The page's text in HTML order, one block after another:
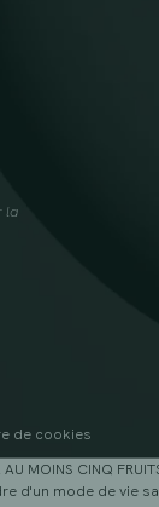
la
de cookies
AU MOINS CINQ
d'un mode de vie